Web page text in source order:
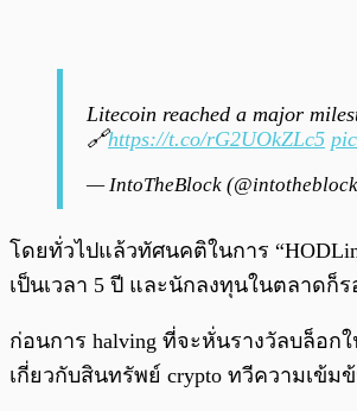
Litecoin reached a major
🔗https://t.co/rG2UOkZLc5
— IntoTheBlock
โดยทั่วไปแล้วทัศนคติในการ
เป็นเวลา 5 ปี และนักลงทุนในตลาดก็
ก่อนการ halving ที่จะหั่นรางวัลบล็อก
เกี่ยวกับสินทรัพย์ crypto ทวีความเข้ม